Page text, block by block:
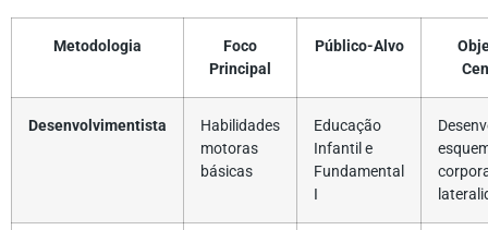
Metodologia
Foco
Principal
Público-Alvo
Desenvolvimentista
Habilidades
motoras
básicas
Educação
Infantil e
Fundamental
I